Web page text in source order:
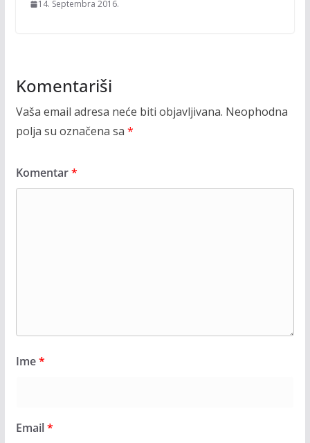
14. Septembra 2016.
Komentariši
Vaša email adresa neće biti objavljivana. Neophodna
polja su označena sa *
Komentar*
Ime*
Email*